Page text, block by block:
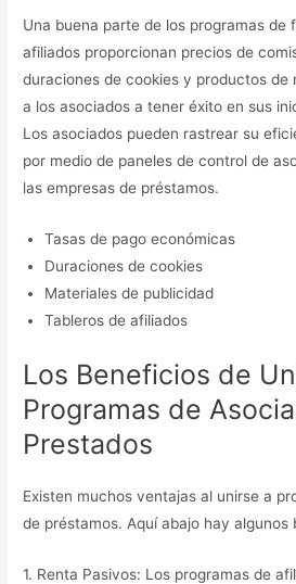
Una buena parte de los programas de
afiliados proporcionan precios de
duraciones de cookies y productos de
a los asociados a tener éxito en sus
Los asociados pueden rastrear su
por medio de paneles de control de
las empresas de préstamos.
Tasas de pago económicas
Duraciones de cookies
Materiales de publicidad
Tableros de afiliados
Los Beneficios de
Programas de
Prestados
Existen muchos ventajas al unirse a
de préstamos. Aquí abajo hay algunos
1. Renta Pasivos: Los programas de